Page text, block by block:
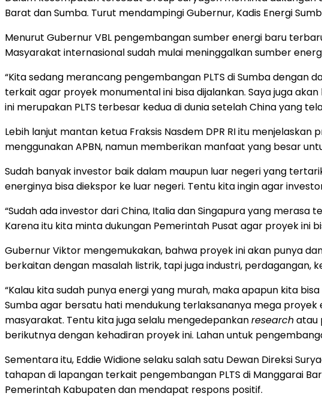
Barat dan Sumba. Turut mendampingi Gubernur, Kadis Energi
Menurut Gubernur VBL pengembangan sumber energi baru
Masyarakat internasional sudah mulai meninggalkan sumber
“Kita sedang merancang pengembangan PLTS di Sumba
terkait agar proyek monumental ini bisa dijalankan. Saya juga
ini merupakan PLTS terbesar kedua di dunia setelah China yang
Lebih lanjut mantan ketua Fraksis Nasdem DPR RI itu
menggunakan APBN, namun memberikan manfaat yang besar
Sudah banyak investor baik dalam maupun luar negeri yang
energinya bisa diekspor ke luar negeri. Tentu kita ingin agar
“Sudah ada investor dari China, Italia dan Singapura yang
Karena itu kita minta dukungan Pemerintah Pusat agar proyek ini
Gubernur Viktor mengemukakan, bahwa proyek ini akan punya
berkaitan dengan masalah listrik, tapi juga industri, perdagangan,
“Kalau kita sudah punya energi yang murah, maka apapun kita
Sumba agar bersatu hati mendukung terlaksananya mega
masyarakat. Tentu kita juga selalu mengedepankanresearchatau
berikutnya dengan kehadiran proyek ini. Lahan untuk
Sementara itu, Eddie Widione selaku salah satu Dewan Direksi
tahapan di lapangan terkait pengembangan PLTS di Manggarai
Pemerintah Kabupaten dan mendapat respons positif.